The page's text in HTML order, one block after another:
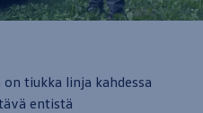
tiukka linja kahdessa
entistä